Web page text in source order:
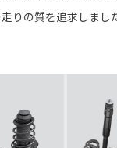
りの質を追求しまし